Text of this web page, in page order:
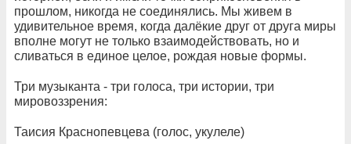
прошлом, никогда не соединялись. Мы живем в
удивительное время, когда далёкие друг от друга миры
вполне могут не только взаимодействовать, но и
сливаться в единое целое, рождая новые формы.
Три музыканта - три голоса, три истории, три
мировоззрения:
Таисия Краснопевцева (голос, укулеле)